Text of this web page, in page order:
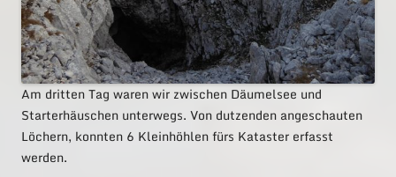
Am dritten Tag waren wir zwischen Däumelsee und
Starterhäuschen unterwegs. Von dutzenden angeschauten
Löchern, konnten 6 Kleinhöhlen fürs Kataster erfasst
werden.